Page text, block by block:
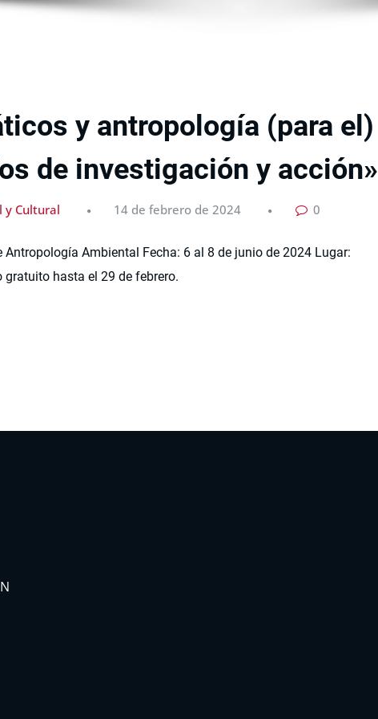
y antropología (para el)
de investigación y acción»
y Cultural 14 de febrero de 2024 0
Antropología Ambiental Fecha: 6 al 8 de junio de 2024 Lugar:
hasta el 29 de febrero.